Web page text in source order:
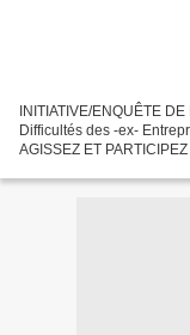
INITIATIVE/ENQUÊTE
Difficultés des -ex-
AGISSEZ ET
INDÉPENDANTS....